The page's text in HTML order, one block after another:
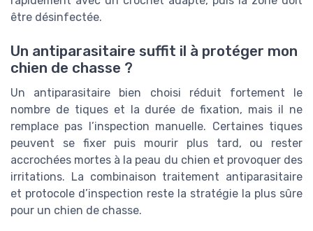
être désinfectée.
Un antiparasitaire suffit il à protéger mon
chien de chasse ?
Un antiparasitaire bien choisi réduit fortement le
nombre de tiques et la durée de fixation, mais il ne
remplace pas l’inspection manuelle. Certaines tiques
peuvent se fixer puis mourir plus tard, ou rester
accrochées mortes à la peau du chien et provoquer des
irritations. La combinaison traitement antiparasitaire
et protocole d’inspection reste la stratégie la plus sûre
pour un chien de chasse.